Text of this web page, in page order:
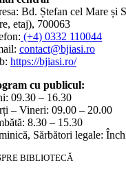
Bd. Ștefan cel Mare și
etaj), 700063
(+4) 0332 110044
contact@bjiasi.ro
https://bjiasi.ro/
cu publicul:
09.30 – 16.30
– Vineri: 09.00 – 20.00
8.30 – 15.30
Sărbători legale:
BIBLIOTECĂ